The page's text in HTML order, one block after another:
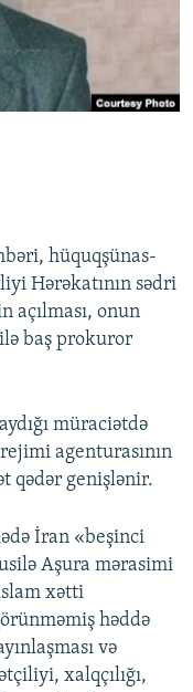
hüquqşünas-
Hərəkatının sədri
açılması, onun
baş prokuror
müraciətdə
agenturasının
qədər genişlənir.
İran «beşinci
Aşura mərasimi
xətti
həddə
və
xalqçılığı,